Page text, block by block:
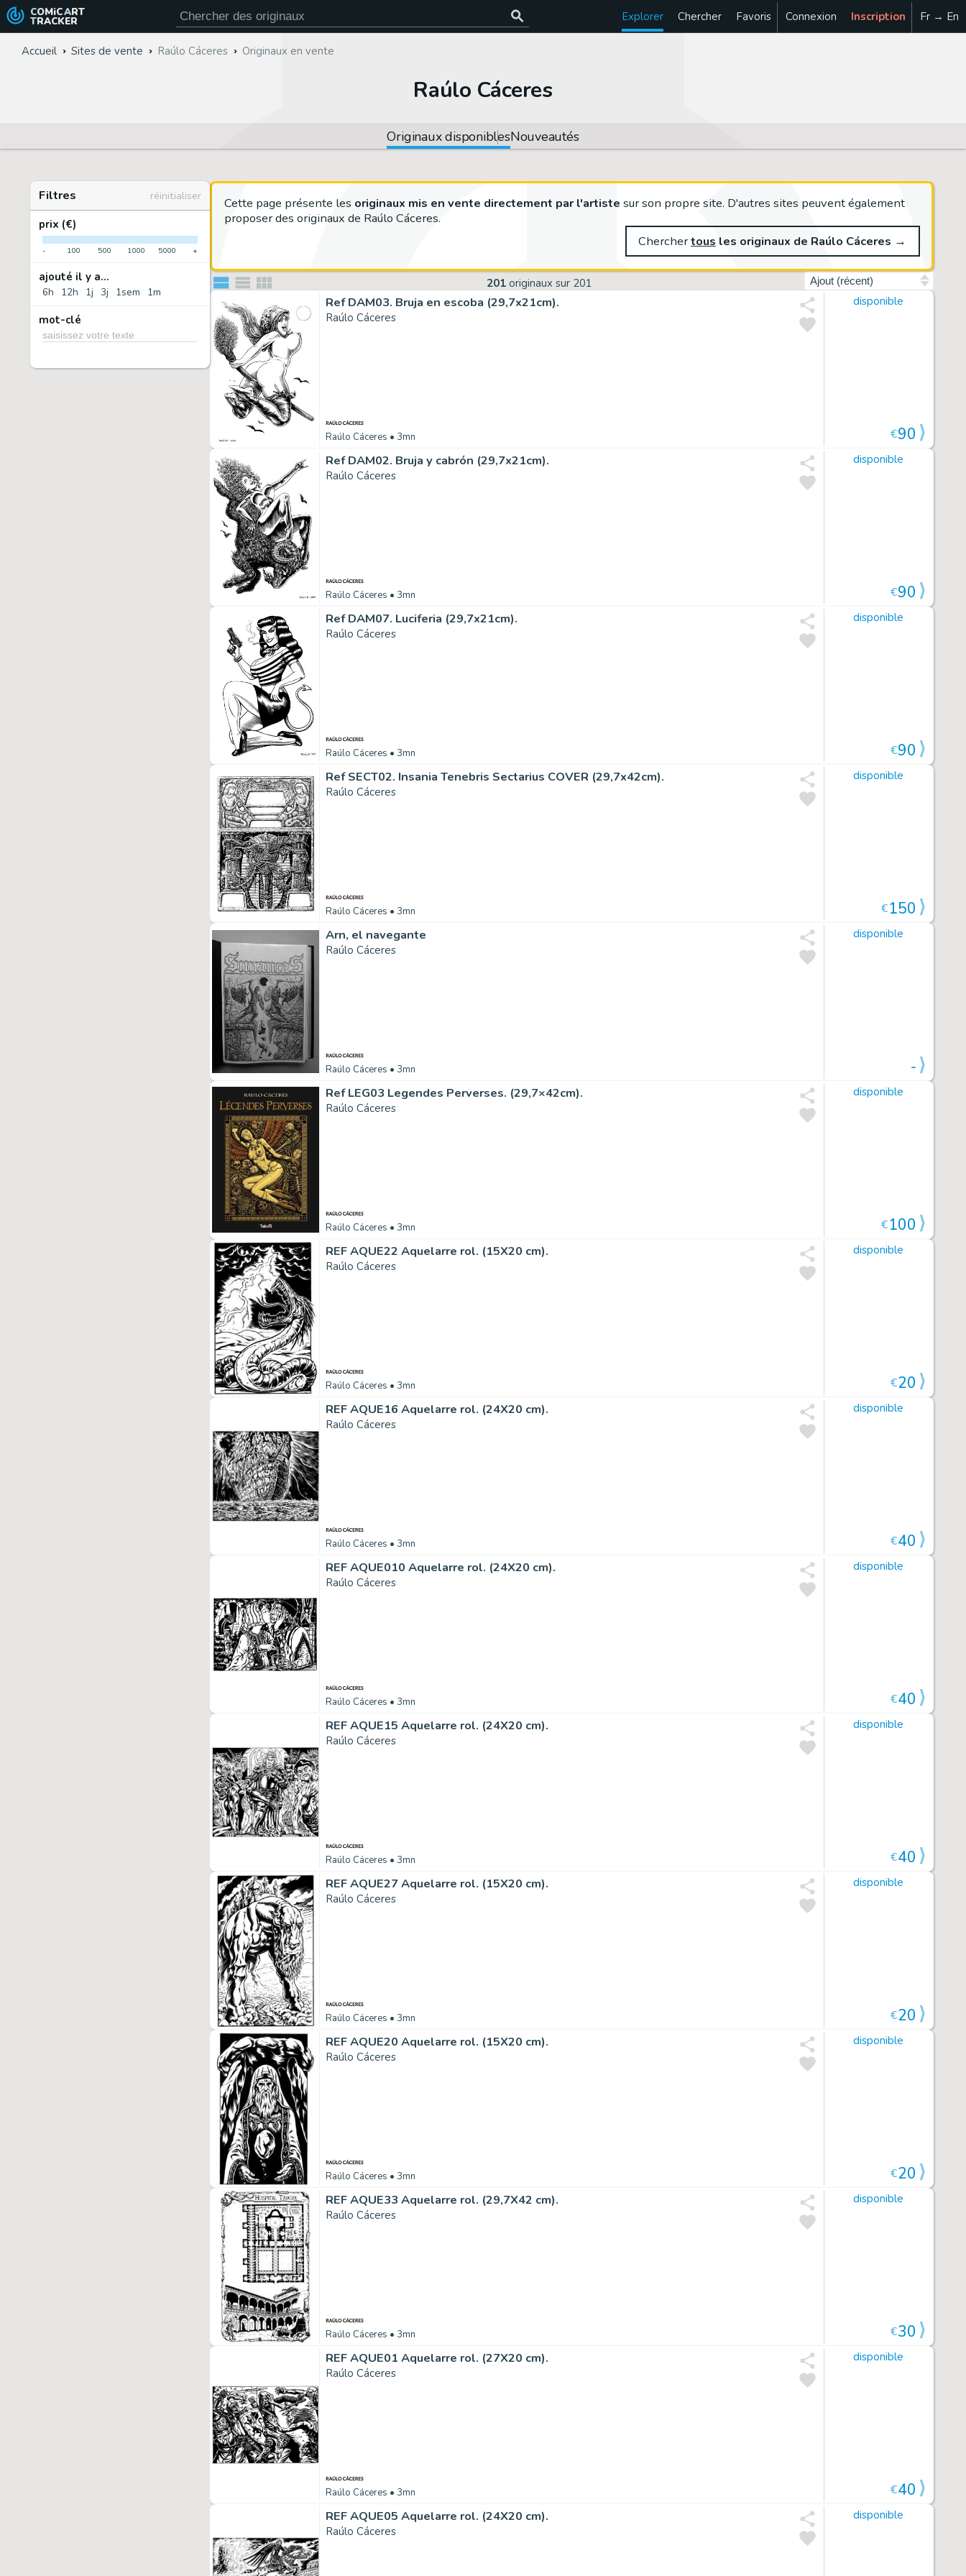
COMiC ART
TRACKER Explorer Chercher Favoris Connexion Inscription Fr → En
Accueil Sites de vente Raúlo Cáceres Originaux en vente
Raúlo Cáceres
Originaux disponiblesNouveautés
Filtres
réinitialiser
prix (€)
- 100 500 1000 5000 +
ajouté il y a...
6h 12h 1j 3j 1sem 1m
mot-clé
201 originaux sur 201
Cette page présente les originaux mis en vente directement par l'artiste sur son propre site. D'autres sites peuvent également
proposer des originaux de Raúlo Cáceres.
Cherchertous les originaux de Raúlo Cáceres →
Ref DAM03. Bruja en escoba (29,7x21cm).
Raúlo Cáceres
Raúlo Cáceres • 3mn
disponible
€90
Ref DAM02. Bruja y cabrón (29,7x21cm).
Raúlo Cáceres
Raúlo Cáceres • 3mn
disponible
€90
Ref DAM07. Luciferia (29,7x21cm).
Raúlo Cáceres
Raúlo Cáceres • 3mn
disponible
€90
Ref SECT02. Insania Tenebris Sectarius COVER (29,7x42cm).
Raúlo Cáceres
Raúlo Cáceres • 3mn
disponible
€150
Arn, el navegante
Raúlo Cáceres
Raúlo Cáceres • 3mn
disponible
-
Ref LEG03 Legendes Perverses. (29,7×42cm).
Raúlo Cáceres
Raúlo Cáceres • 3mn
disponible
€100
REF AQUE22 Aquelarre rol. (15X20 cm).
Raúlo Cáceres
Raúlo Cáceres • 3mn
disponible
€20
REF AQUE16 Aquelarre rol. (24X20 cm).
Raúlo Cáceres
Raúlo Cáceres • 3mn
disponible
€40
REF AQUE010 Aquelarre rol. (24X20 cm).
Raúlo Cáceres
Raúlo Cáceres • 3mn
disponible
€40
REF AQUE15 Aquelarre rol. (24X20 cm).
Raúlo Cáceres
Raúlo Cáceres • 3mn
disponible
€40
REF AQUE27 Aquelarre rol. (15X20 cm).
Raúlo Cáceres
Raúlo Cáceres • 3mn
disponible
€20
REF AQUE20 Aquelarre rol. (15X20 cm).
Raúlo Cáceres
Raúlo Cáceres • 3mn
disponible
€20
REF AQUE33 Aquelarre rol. (29,7X42 cm).
Raúlo Cáceres
Raúlo Cáceres • 3mn
disponible
€30
REF AQUE01 Aquelarre rol. (27X20 cm).
Raúlo Cáceres
Raúlo Cáceres • 3mn
disponible
€40
REF AQUE05 Aquelarre rol. (24X20 cm).
Raúlo Cáceres
disponible